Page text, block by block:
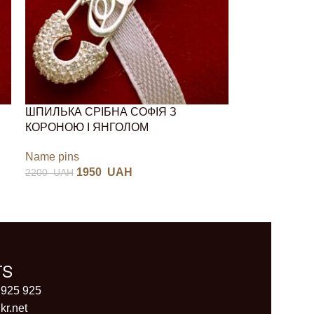
ШПИЛЬКА СРІБНА СОФІЯ З
КОРОНОЮ І ЯНГОЛОМ
Name pins
2200UAH 1950 UAH
925